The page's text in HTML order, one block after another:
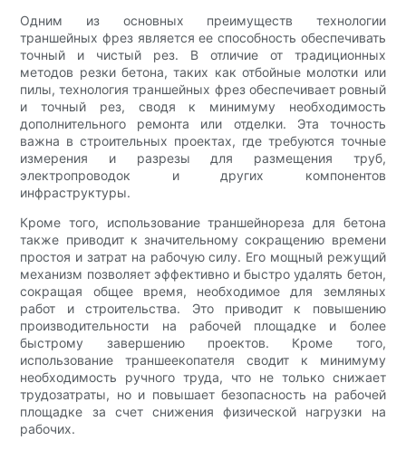
Одним из основных преимуществ технологии
траншейных фрез является ее способность обеспечивать
точный и чистый рез. В отличие от традиционных
методов резки бетона, таких как отбойные молотки или
пилы, технология траншейных фрез обеспечивает ровный
и точный рез, сводя к минимуму необходимость
дополнительного ремонта или отделки. Эта точность
важна в строительных проектах, где требуются точные
измерения и разрезы для размещения труб,
электропроводок и других компонентов
инфраструктуры.
Кроме того, использование траншейнореза для бетона
также приводит к значительному сокращению времени
простоя и затрат на рабочую силу. Его мощный режущий
механизм позволяет эффективно и быстро удалять бетон,
сокращая общее время, необходимое для земляных
работ и строительства. Это приводит к повышению
производительности на рабочей площадке и более
быстрому завершению проектов. Кроме того,
использование траншеекопателя сводит к минимуму
необходимость ручного труда, что не только снижает
трудозатраты, но и повышает безопасность на рабочей
площадке за счет снижения физической нагрузки на
рабочих.